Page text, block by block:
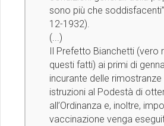
sono più che
12-1932).
(...)
Il Prefetto Bianchetti (vero
questi fatti) ai primi di
incurante delle
istruzioni al Podestà di
all’Ordinanza e, inoltre,
vaccinazione venga